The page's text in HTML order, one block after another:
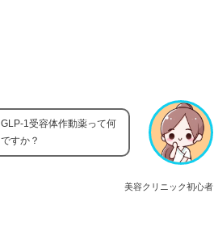
美容クリニック初心者
GLP-1受容体作動薬って何
ですか？